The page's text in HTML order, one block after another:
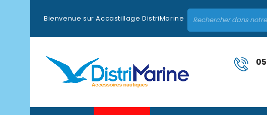
Bienvenue sur Accastillage DistriMarine